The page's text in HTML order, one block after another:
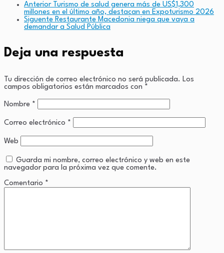
Anterior Turismo de salud genera más de US$1,300
millones en el último año, destacan en Expoturismo 2026
Siguente Restaurante Macedonia niega que vaya a
demandar a Salud Pública
Deja una respuesta
Tu dirección de correo electrónico no será publicada. Los
campos obligatorios están marcados con *
Nombre *
Correo electrónico *
Web
Guarda mi nombre, correo electrónico y web en este
navegador para la próxima vez que comente.
Comentario *